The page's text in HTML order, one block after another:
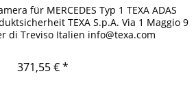
für MERCEDES Typ 1 TEXA ADAS
TEXA S.p.A. Via 1 Maggio 9
di Treviso Italien info@texa.com
371,55 € *